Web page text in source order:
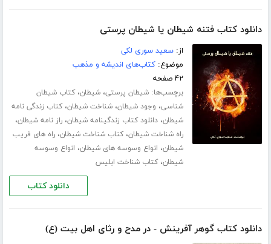
دانلود کتاب فتنه شیطان یا شیطان پرستی
از:سعید سوری لکی
موضوع:کتاب‌های اندیشه و مذهب
۴۲ صفحه
برچسب‌ها:شیطان پرستی،شیطان،کتاب شیطان
شناسی، وجود شیطان،شناخت شیطان،کتاب زندگی نامه
شیطان،دانلود کتاب زندگینامه شیطان،راز نامه شیطان،
راه شناخت شیطان،کتاب شناخت شیطان،راه های فریب
شیطان، انواع وسوسه های شیطان، انواع وسوسه
شیطان،کتاب شناخت ابلیس
دانلود کتاب
دانلود کتاب گوهر آفرینش - در مدح و رثای اهل بیت (ع)